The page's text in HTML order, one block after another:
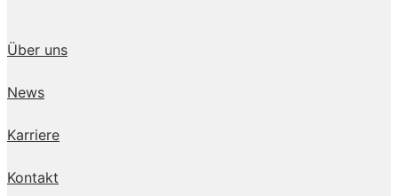
Über uns
News
Karriere
Kontakt